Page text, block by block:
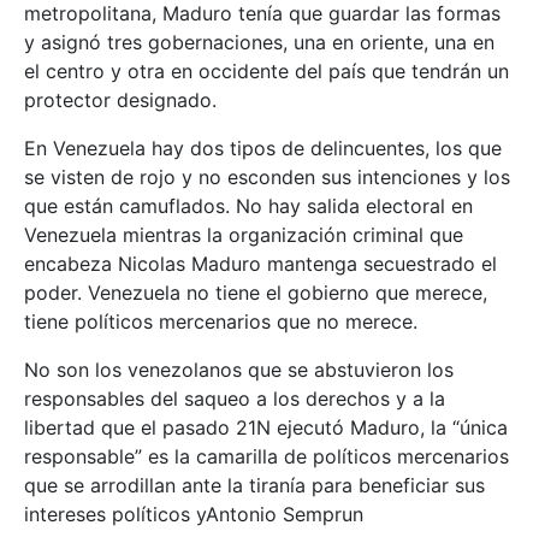
metropolitana, Maduro tenía que guardar las formas
y asignó tres gobernaciones, una en oriente, una en
el centro y otra en occidente del país que tendrán un
protector designado.
En Venezuela hay dos tipos de delincuentes, los que
se visten de rojo y no esconden sus intenciones y los
que están camuflados. No hay salida electoral en
Venezuela mientras la organización criminal que
encabeza Nicolas Maduro mantenga secuestrado el
poder. Venezuela no tiene el gobierno que merece,
tiene políticos mercenarios que no merece.
No son los venezolanos que se abstuvieron los
responsables del saqueo a los derechos y a la
libertad que el pasado 21N ejecutó Maduro, la “única
responsable” es la camarilla de políticos mercenarios
que se arrodillan ante la tiranía para beneficiar sus
intereses políticos yAntonio Semprun